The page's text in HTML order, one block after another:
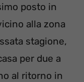
posto in
alla zona
stagione,
per due a
al ritorno in